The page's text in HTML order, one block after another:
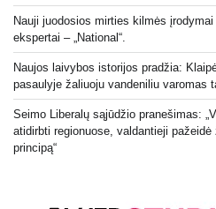
Nauji juodosios mirties kilmės
ekspertai – „National“.
Naujos laivybos istorijos pradžia:
pasaulyje žaliuoju vandeniliu varomas
Seimo Liberalų sąjūdžio pranešimas:
atidirbti regionuose, valdantieji
principą“